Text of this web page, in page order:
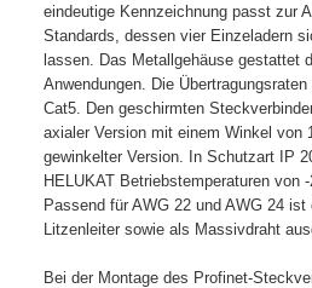
eindeutige Kennzeichnung passt zur
Standards, dessen vier Einzeladern
lassen. Das Metallgehäuse gestattet
Anwendungen. Die
Cat5. Den geschirmten
axialer Version mit einem Winkel von
gewinkelter Version. In Schutzart IP
HELUKAT Betriebstemperaturen von -
Passend für AWG 22 und AWG 24
Litzenleiter sowie als Massivdraht
Bei der Montage des Profinet-